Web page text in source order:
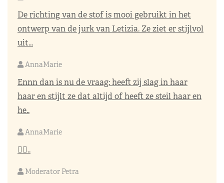
De richting van de stof is mooi gebruikt in het
ontwerp van de jurk van Letizia. Ze ziet er stijlvol
uit...
AnnaMarie
Ennn dan is nu de vraag: heeft zij slag in haar
haar en stijlt ze dat altijd of heeft ze steil haar en
he..
AnnaMarie
👌🏼..
Moderator Petra